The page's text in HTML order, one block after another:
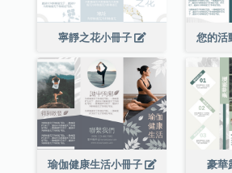
寧靜之花小冊子 您的活
瑜伽健康生活小冊子 豪華